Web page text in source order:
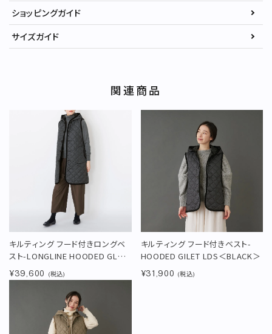
ショッピングガイド
サイズガイド
関連商品
キルティング フード付きロングベ
スト-LONGLINE HOODED GL＜
BLACK＞
¥39,600 (税込)
キルティング フード付きベスト-
HOODED GILET LDS＜BLACK＞
¥31,900 (税込)